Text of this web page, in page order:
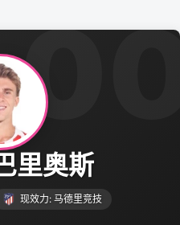
里奥斯
现效力: 马德里竞技